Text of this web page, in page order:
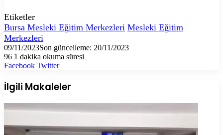
Etiketler
Bursa Mesleki Eğitim Merkezleri Mesleki Eğitim
Merkezleri
09/11/2023Son güncelleme: 20/11/2023
96 1 dakika okuma süresi
Facebook TwitterLinkedIn
Tumblr
Pinterest
Reddit
VKontakte
E-
ile
paylaş
Yazdır
İlgili Makaleler